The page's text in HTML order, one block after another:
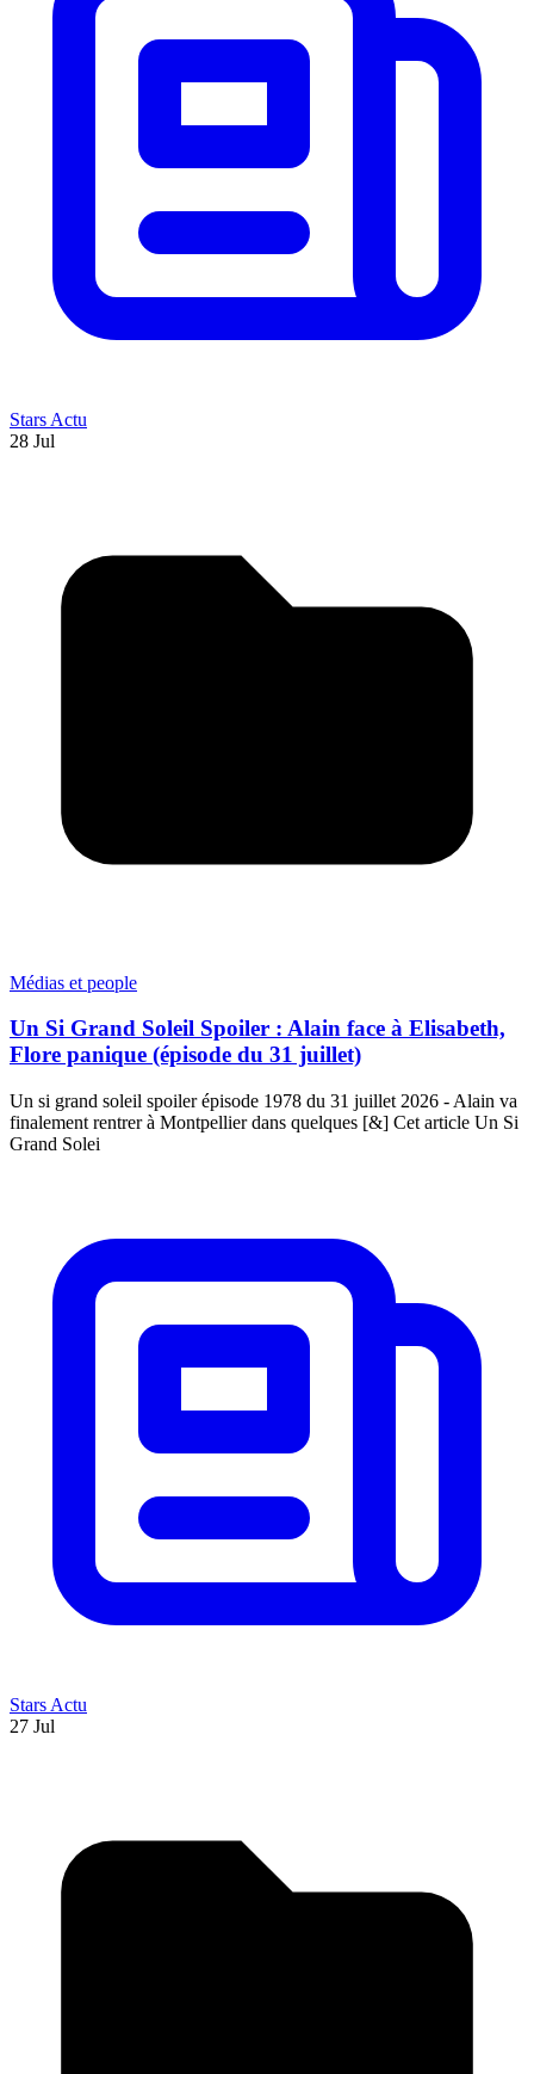
Stars Actu
28 Jul
Médias et people
Un Si Grand Soleil Spoiler : Alain face à Elisabeth,
Flore panique (épisode du 31 juillet)
Un si grand soleil spoiler épisode 1978 du 31 juillet 2026 - Alain va
finalement rentrer à Montpellier dans quelques [&] Cet article Un Si
Grand Solei
Stars Actu
27 Jul